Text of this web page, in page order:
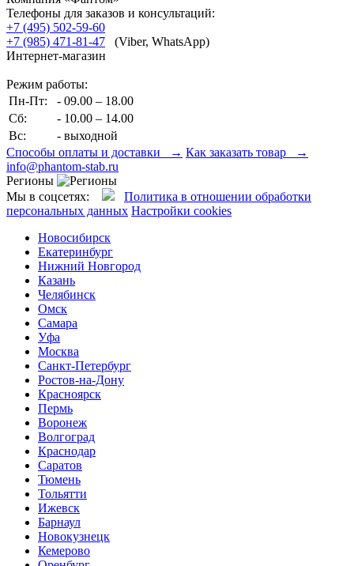
Телефоны для заказов и консультаций:
+7 (495) 502-59-60
+7 (985) 471-81-47 (Viber, WhatsApp)
Интернет-магазин
Режим работы:
Пн-Пт:
- 09.00 – 18.00
Сб:
- 10.00 – 14.00
Вс:
- выходной
Способы оплаты и доставки → Как заказать товар →
info@phantom-stab.ru
Регионы
Мы в соцсетях:
Политика в отношении обработки
персональных данных Настройки cookies
Новосибирск
Екатеринбург
Нижний Новгород
Казань
Челябинск
Омск
Самара
Уфа
Москва
Санкт-Петербург
Ростов-на-Дону
Красноярск
Пермь
Воронеж
Волгоград
Краснодар
Саратов
Тюмень
Тольятти
Ижевск
Барнаул
Новокузнецк
Кемерово